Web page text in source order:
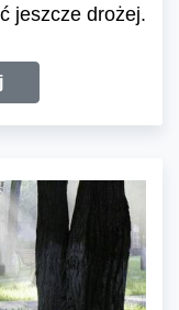
jeszcze drożej.